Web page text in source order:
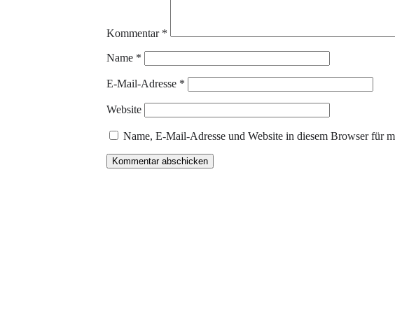
Kommentar *
Name *
E-Mail-Adresse *
Website
Name, E-Mail-Adresse und Website in diesem Browser für